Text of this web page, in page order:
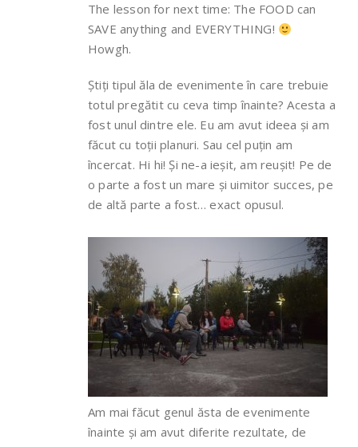
The lesson for next time: The FOOD can
SAVE anything and EVERYTHING!
Howgh.
Știți tipul ăla de evenimente în care trebuie
totul pregătit cu ceva timp înainte? Acesta a
fost unul dintre ele. Eu am avut ideea și am
făcut cu toții planuri. Sau cel puțin am
încercat. Hi hi! Și ne-a ieșit, am reușit! Pe de
o parte a fost un mare și uimitor succes, pe
de altă parte a fost… exact opusul.
Am mai făcut genul ăsta de evenimente
înainte și am avut diferite rezultate, de